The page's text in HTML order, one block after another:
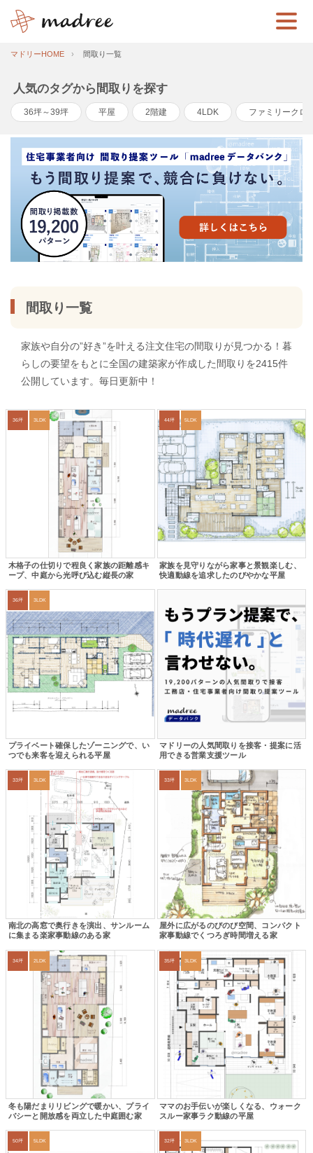
マドリーHOME 間取り一覧
人気のタグから間取りを探す
36坪～39坪 平屋 2階建 4LDK ファミリークロ
間取り一覧
家族や自分の”好き”を叶える注文住宅の間取りが見つかる！暮
らしの要望をもとに全国の建築家が作成した間取りを2415件
公開しています。毎日更新中！
36坪 3LDK
木格子の仕切りで程良く家族の距離感キ
ープ、中庭から光呼び込む縦長の家
44坪 5LDK
家族を見守りながら家事と景観楽しむ、
快適動線を追求したのびやかな平屋
36坪 3LDK
プライベート確保したゾーニングで、い
つでも来客を迎えられる平屋
マドリーの人気間取りを接客・提案に活
用できる営業支援ツール
33坪 3LDK
南北の高窓で奥行きを演出、サンルーム
に集まる楽家事動線のある家
33坪 3LDK
屋外に広がるのびのび空間、コンパクト
家事動線でくつろぎ時間増える家
34坪 2LDK
冬も陽だまりリビングで暖かい、プライ
バシーと開放感を両立した中庭囲む家
35坪 3LDK
ママのお手伝いが楽しくなる、ウォーク
スルー家事ラク動線の平屋
50坪 5LDK 32坪 3LDK